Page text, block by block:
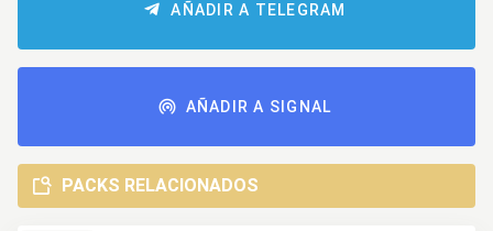
AÑADIR A TELEGRAM
AÑADIR A SIGNAL
PACKS RELACIONADOS